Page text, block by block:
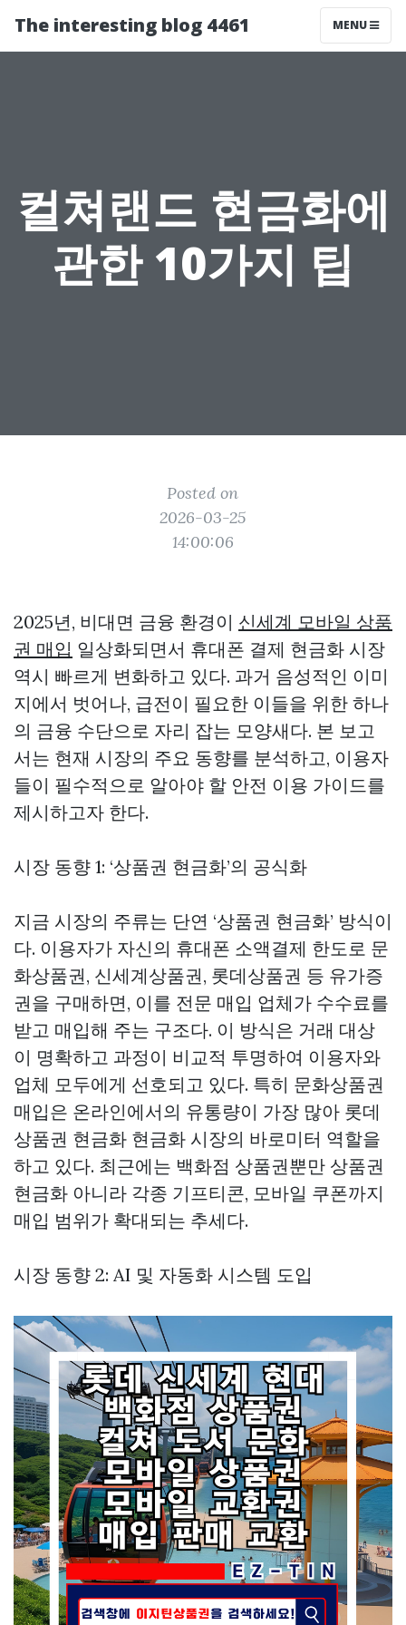
The interesting blog 4461 MENU
컬쳐랜드 현금화에
관한 10가지 팁
Posted on
2026-03-25
14:00:06
2025년, 비대면 금융 환경이 신세계 모바일 상품
권 매입 일상화되면서 휴대폰 결제 현금화 시장
역시 빠르게 변화하고 있다. 과거 음성적인 이미
지에서 벗어나, 급전이 필요한 이들을 위한 하나
의 금융 수단으로 자리 잡는 모양새다. 본 보고
서는 현재 시장의 주요 동향를 분석하고, 이용자
들이 필수적으로 알아야 할 안전 이용 가이드를
제시하고자 한다.
시장 동향 1: ‘상품권 현금화’의 공식화
지금 시장의 주류는 단연 ‘상품권 현금화’ 방식이
다. 이용자가 자신의 휴대폰 소액결제 한도로 문
화상품권, 신세계상품권, 롯데상품권 등 유가증
권을 구매하면, 이를 전문 매입 업체가 수수료를
받고 매입해 주는 구조다. 이 방식은 거래 대상
이 명확하고 과정이 비교적 투명하여 이용자와
업체 모두에게 선호되고 있다. 특히 문화상품권
매입은 온라인에서의 유통량이 가장 많아 롯데
상품권 현금화 현금화 시장의 바로미터 역할을
하고 있다. 최근에는 백화점 상품권뿐만 상품권
현금화 아니라 각종 기프티콘, 모바일 쿠폰까지
매입 범위가 확대되는 추세다.
시장 동향 2: AI 및 자동화 시스템 도입